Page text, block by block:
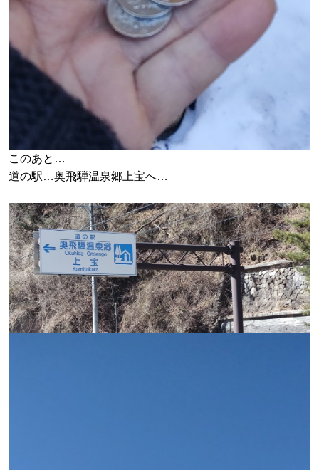
このあと…
道の駅…奥飛騨温泉郷上宝へ…